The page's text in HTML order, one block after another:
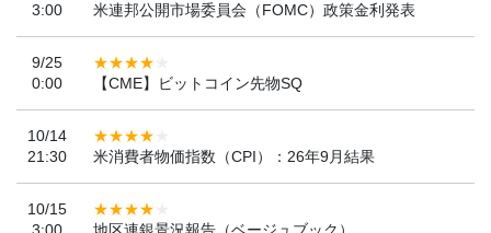
3:00
米連邦公開市場委員会（FOMC）政策金利発表
9/25
0:00
【CME】ビットコイン先物SQ
10/14
21:30
米消費者物価指数（CPI）：26年9月結果
10/15